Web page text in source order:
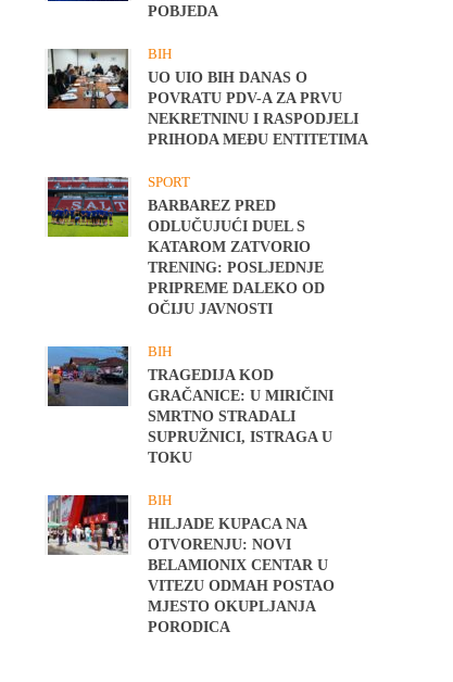
POBJEDA
BIH
UO UIO BIH DANAS O
POVRATU PDV-A ZA PRVU
NEKRETNINU I RASPODJELI
PRIHODA MEĐU ENTITETIMA
SPORT
BARBAREZ PRED
ODLUČUJUĆI DUEL S
KATAROM ZATVORIO
TRENING: POSLJEDNJE
PRIPREME DALEKO OD
OČIJU JAVNOSTI
BIH
TRAGEDIJA KOD
GRAČANICE: U MIRIČINI
SMRTNO STRADALI
SUPRUŽNICI, ISTRAGA U
TOKU
BIH
HILJADE KUPACA NA
OTVORENJU: NOVI
BELAMIONIX CENTAR U
VITEZU ODMAH POSTAO
MJESTO OKUPLJANJA
PORODICA